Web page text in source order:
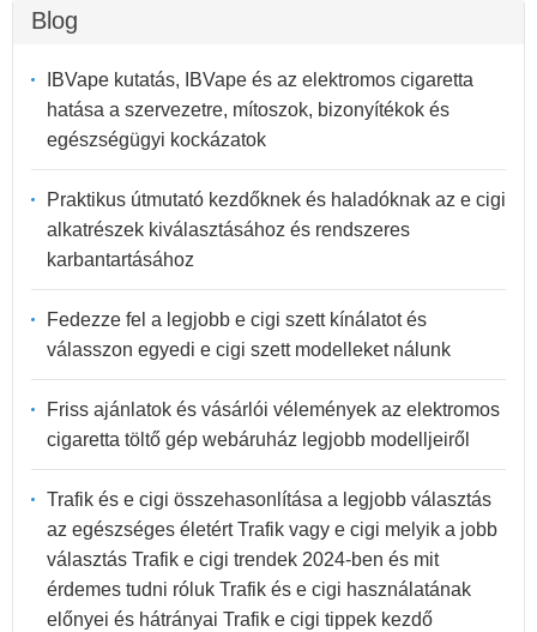
Blog
IBVape kutatás, IBVape és az elektromos cigaretta
hatása a szervezetre, mítoszok, bizonyítékok és
egészségügyi kockázatok
Praktikus útmutató kezdőknek és haladóknak az e cigi
alkatrészek kiválasztásához és rendszeres
karbantartásához
Fedezze fel a legjobb e cigi szett kínálatot és
válasszon egyedi e cigi szett modelleket nálunk
Friss ajánlatok és vásárlói vélemények az elektromos
cigaretta töltő gép webáruház legjobb modelljeiről
Trafik és e cigi összehasonlítása a legjobb választás
az egészséges életért Trafik vagy e cigi melyik a jobb
választás Trafik e cigi trendek 2024-ben és mit
érdemes tudni róluk Trafik és e cigi használatának
előnyei és hátrányai Trafik e cigi tippek kezdő